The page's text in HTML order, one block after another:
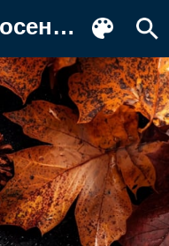
на телефон